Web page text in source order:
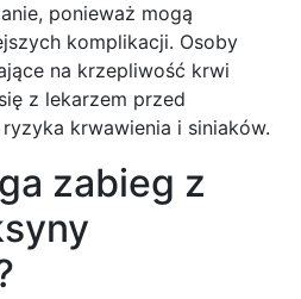
ponieważ mogą
komplikacji. Osoby
na krzepliwość krwi
z lekarzem przed
krwawienia i siniaków.
zabieg z